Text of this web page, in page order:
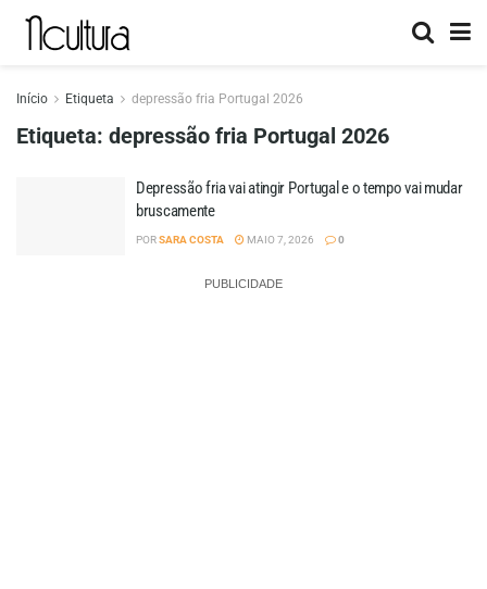
Início Etiqueta depressão fria Portugal 2026
Etiqueta: depressão fria Portugal 2026
Depressão fria vai atingir Portugal e o tempo vai mudar
bruscamente
PORSARA COSTA MAIO 7, 2026 0
PUBLICIDADE